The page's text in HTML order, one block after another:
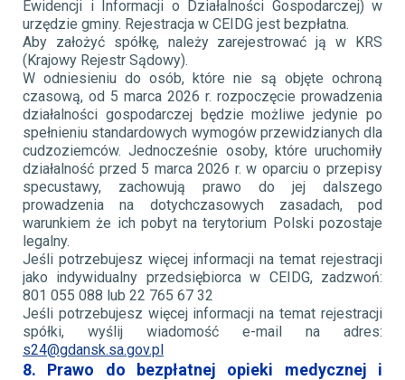
Ewidencji i Informacji o Działalności Gospodarczej) w
urzędzie gminy. Rejestracja w CEIDG jest bezpłatna.
Aby założyć spółkę, należy zarejestrować ją w KRS
(Krajowy Rejestr Sądowy).
W odniesieniu do osób, które nie są objęte ochroną
czasową, od 5 marca 2026 r. rozpoczęcie prowadzenia
działalności gospodarczej będzie możliwe jedynie po
spełnieniu standardowych wymogów przewidzianych dla
cudzoziemców. Jednocześnie osoby, które uruchomiły
działalność przed 5 marca 2026 r. w oparciu o przepisy
specustawy, zachowują prawo do jej dalszego
prowadzenia na dotychczasowych zasadach, pod
warunkiem że ich pobyt na terytorium Polski pozostaje
legalny.
Jeśli potrzebujesz więcej informacji na temat rejestracji
jako indywidualny przedsiębiorca w CEIDG, zadzwoń:
801 055 088 lub 22 765 67 32
Jeśli potrzebujesz więcej informacji na temat rejestracji
spółki, wyślij wiadomość e-mail na adres:
s24@gdansk.sa.gov.pl
8. Prawo do bezpłatnej opieki medycznej i